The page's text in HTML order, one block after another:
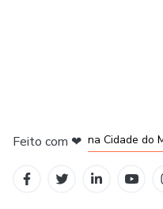
Feito com ❤ na Cidade do